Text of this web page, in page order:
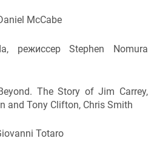
McCabe
режиссер Stephen Nomura
The Story of Jim Carrey,
and Tony Clifton, Chris Smith
Totaro